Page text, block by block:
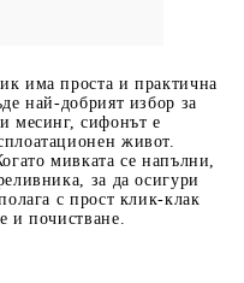
има проста и практична
най-добрият избор за
месинг, сифонът е
живот.
мивката се напълни,
за да осигури
с прост клик-клак
и почистване.